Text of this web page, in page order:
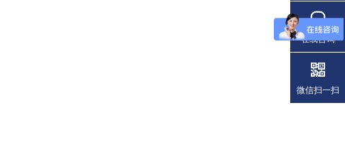
在线咨询
微信扫一扫